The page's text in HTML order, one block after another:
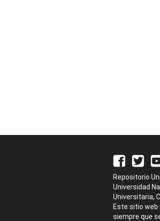
Repositorio
Universidad
Universitaria,
Este sitio
siempre que